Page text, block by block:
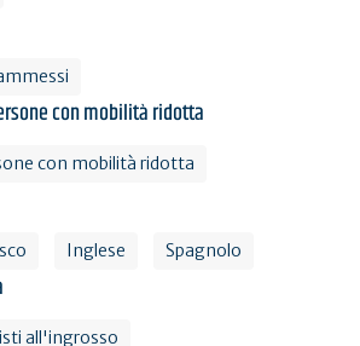
con mobilità ridotta
con mobilità ridotta
Inglese Spagnolo
all'ingrosso